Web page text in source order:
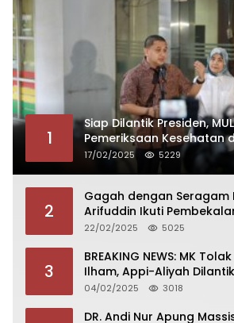
1
Siap Dilantik Presiden,
Pemeriksaan Kesehatan
17/02/2025 5229
2
Gagah dengan Seragam
Arifuddin Ikuti
Magelang
22/02/2025 5025
3
BREAKING NEWS: MK
Ilham, Appi-Aliyah
2025
04/02/2025 3018
DR. Andi Nur Apung